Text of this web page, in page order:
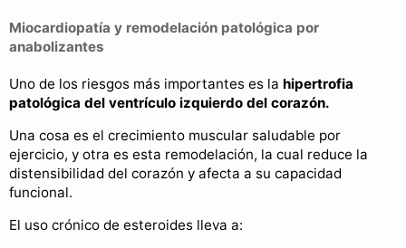
Miocardiopatía y remodelación patológica por
anabolizantes
Uno de los riesgos más importantes es la hipertrofia
patológica del ventrículo izquierdo del corazón.
Una cosa es el crecimiento muscular saludable por
ejercicio, y otra es esta remodelación, la cual reduce la
distensibilidad del corazón y afecta a su capacidad
funcional.
El uso crónico de esteroides lleva a: